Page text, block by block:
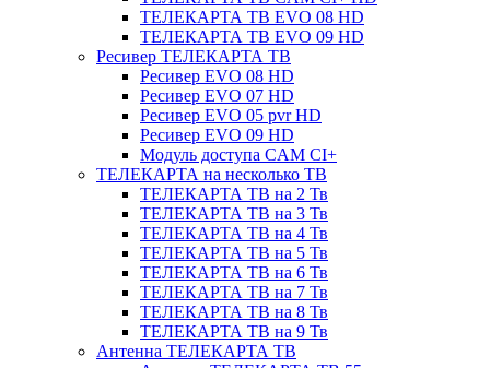
ТЕЛЕКАРТА ТВ EVO 08 HD
ТЕЛЕКАРТА ТВ EVO 09 HD
Ресивер ТЕЛЕКАРТА ТВ
Ресивер EVO 08 HD
Ресивер EVO 07 HD
Ресивер EVO 05 pvr HD
Ресивер EVO 09 HD
Модуль доступа CAM CI+
ТЕЛЕКАРТА на несколько ТВ
ТЕЛЕКАРТА ТВ на 2 Тв
ТЕЛЕКАРТА ТВ на 3 Тв
ТЕЛЕКАРТА ТВ на 4 Тв
ТЕЛЕКАРТА ТВ на 5 Тв
ТЕЛЕКАРТА ТВ на 6 Тв
ТЕЛЕКАРТА ТВ на 7 Тв
ТЕЛЕКАРТА ТВ на 8 Тв
ТЕЛЕКАРТА ТВ на 9 Тв
Антенна ТЕЛЕКАРТА ТВ